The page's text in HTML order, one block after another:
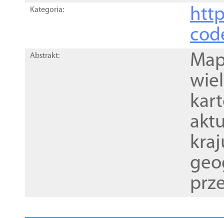
Kategoria:
Abstrakt: